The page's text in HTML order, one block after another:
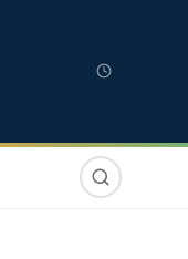
صوت وصورة